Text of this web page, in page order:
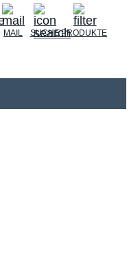
MAIL SUCHEPRODUKTE